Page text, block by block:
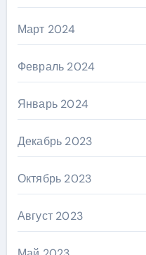
Март 2024
Февраль 2024
Январь 2024
Декабрь 2023
Октябрь 2023
Август 2023